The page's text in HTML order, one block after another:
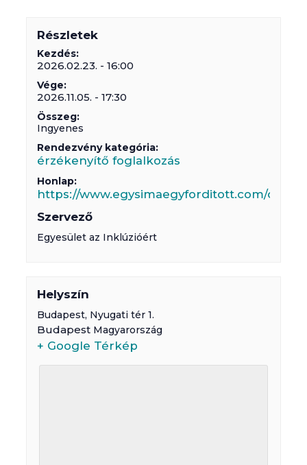
Részletek
Kezdés:
2026.02.23. - 16:00
Vége:
2026.11.05. - 17:30
Összeg:
Ingyenes
Rendezvény kategória:
érzékenyítő foglalkozás
Honlap:
https://www.egysimaegyforditott.com/
Szervező
Egyesület az Inklúzióért
Helyszín
Budapest, Nyugati tér 1.
Budapest Magyarország
+ Google Térkép